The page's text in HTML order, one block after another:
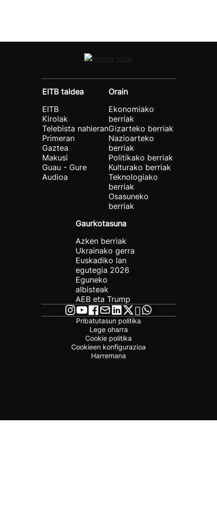
EITB taldea
EITB
Kirolak
Telebista nahieran
Primeran
Gaztea
Makusi
Guau - Gure
Audioa
Orain
Ekonomiako
berriak
Gizarteko berriak
Nazioarteko
berriak
Politikako berriak
Kulturako berriak
Teknologiako
berriak
Osasuneko
berriak
Gaurkotasuna
Azken berriak
Ukrainako gerra
Euskadiko lan
egutegia 2026
Eguneko
albisteak
AEB eta Trump
Pribatutasun politika
Lege oharra
Cookie politika
Cookieen konfigurazioa
Harremana